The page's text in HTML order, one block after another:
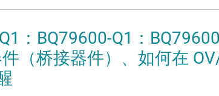
：BQ79600-Q1：
（桥接器件）、如何在